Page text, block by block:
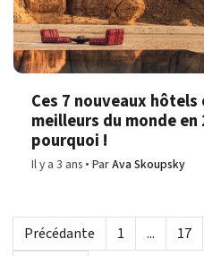
Ces 7 nouveaux
meilleurs du monde
pourquoi !
Il y a 3 ans ParAva Skoupsky
Précédante 1 ... 17